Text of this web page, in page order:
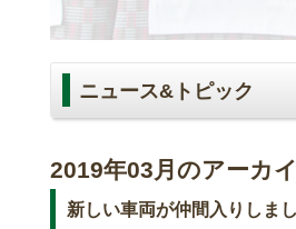
ニュース&トピック
2019年03月のアーカ
新しい車両が仲間入りしま